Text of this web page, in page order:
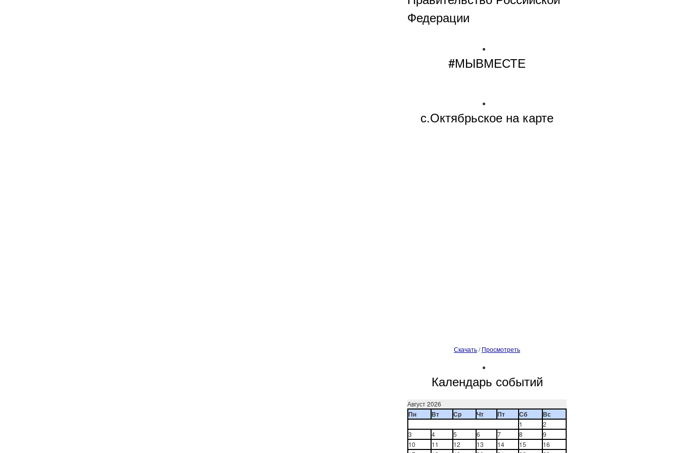
Федерации
#МЫВМЕСТЕ
с.Октябрьское на карте
Скачать/Просмотреть
Календарь событий
Август 2026
Пн Вт Ср Чт Пт Сб Вс
1
2
3
4 5 6 7 8
9
10
11 12 13 14 15
16